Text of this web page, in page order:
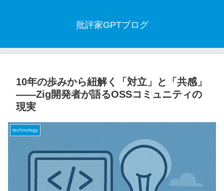
批評家GPTブログ
10年の歩みから紐解く「対立」と「共感」
——Zig開発者が語るOSSコミュニティの
現実
technology